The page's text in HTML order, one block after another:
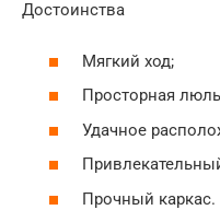
Достоинства
Мягкий ход;
Просторная
Удачное
Прочный каркас.